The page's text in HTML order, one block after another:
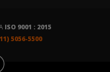
ISO 9001 : 2015
5056-5500